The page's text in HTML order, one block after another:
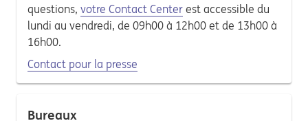
questions, votre Contact Center est accessible du
lundi au vendredi, de 09h00 à 12h00 et de 13h00 à
16h00.
Contact pour la presse
Bureaux